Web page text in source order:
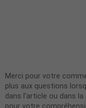
Merci pour votre
plus aux questions
dans l'article ou dans la